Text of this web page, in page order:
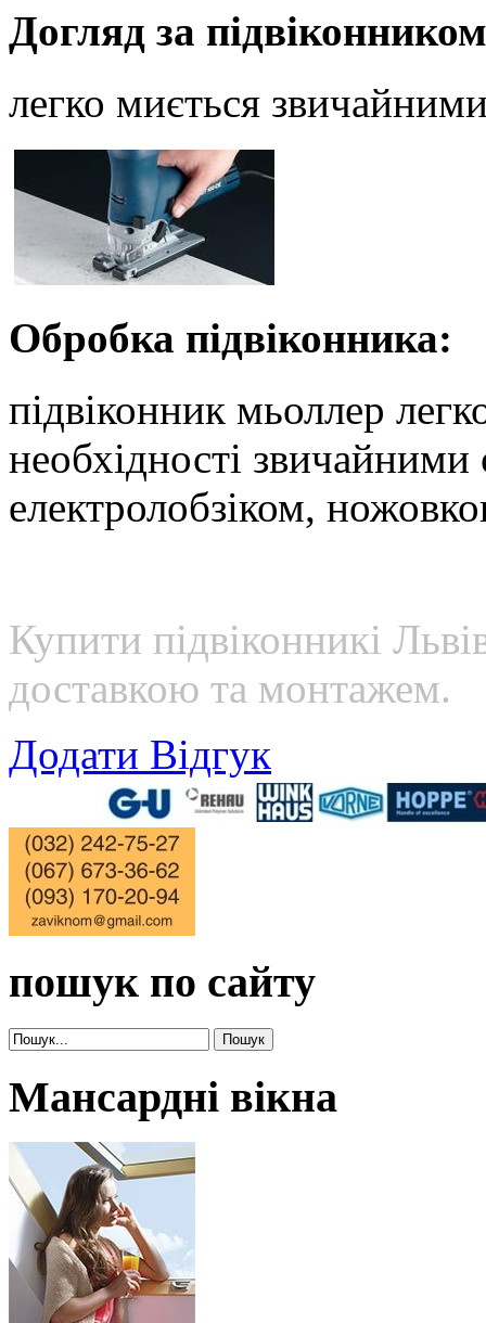
Догляд за
легко миється
Обробка підвіконника:
підвіконник мьоллер
необхідності
електролобзіком,
Купити підвіконникі
доставкою та монтажем.
Додати Відгук
пошук по сайту
Мансардні вікна